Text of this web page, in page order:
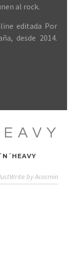
al rock.
editada Por
desde 2014.
byAcosmin